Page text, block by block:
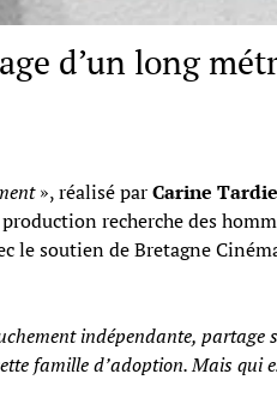
d’un long
», réalisé parCarine
recherche des
le soutien de Bretagne
indépendante,
famille d’adoption. Mais